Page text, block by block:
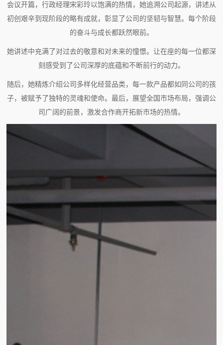
会议开篇，行政经理宋彩玲以饱满的热情，她追溯公司起源，讲述从
初创艰辛到现阶段的略有成就，彰显了公司的坚韧与智慧。每个阶段
的奋斗与成长都跃然眼前。
她讲述中充满了对过去的敬意和对未来的憧憬。让在座的每一位都深
刻感受到了公司深厚的底蕴和不断前行的动力。
随后，她精炼介绍公司多样化经营品类，每一款产品都如同公司的孩
子，被赋予了独特的灵魂和使命。最后，展望全国市场布局，强调公
司广阔的前景，激发合作商开拓新市场的热情。